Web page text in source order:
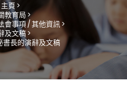
主頁 >
教育局 >
會事項 / 其他資訊 >
及文稿 >
書長的演辭及文稿